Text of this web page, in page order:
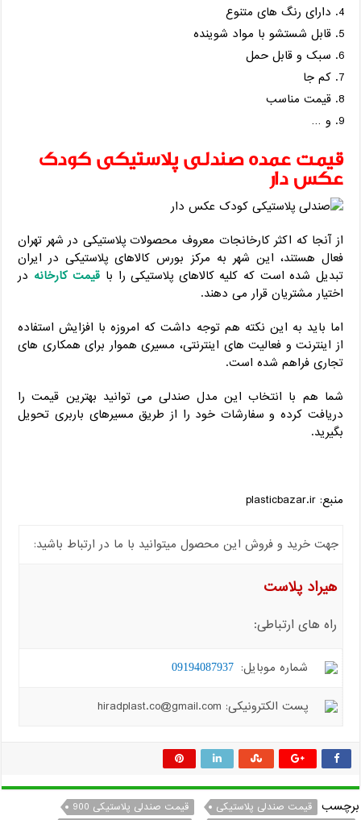
دارای رنگ های متنوع
قابل شستشو با مواد شوینده
سبک و قابل حمل
کم جا
قیمت مناسب
و …
قیمت عمده صندلی پلاستیکی کودک
عکس دار
از آنجا که اکثر کارخانجات معروف محصولات پلاستیکی در شهر تهران
فعال هستند، این شهر به مرکز بورس کالاهای پلاستیکی در ایران
تبدیل شده است که کلیه کالاهای پلاستیکی را با قیمت کارخانه در
اختیار مشتریان قرار می دهند.
اما باید به این نکته هم توجه داشت که امروزه با افزایش استفاده
از اینترنت و فعالیت های اینترنتی، مسیری هموار برای همکاری های
تجاری فراهم شده است.
شما هم با انتخاب این مدل صندلی می توانید بهترین قیمت را
دریافت کرده و سفارشات خود را از طریق مسیرهای باربری تحویل
بگیرید.
منبع: plasticbazar.ir
جهت خرید و فروش این محصول میتوانید با ما در ارتباط باشید:
هیراد پلاست
راه های ارتباطی:
شماره موبایل: 09194087937
پست الکترونیکی: hiradplast.co@gmail.com
برچسب قیمت صندلی پلاستیکی
قیمت صندلی پلاستیکی 900